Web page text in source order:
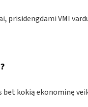
prisidengdami VMI
bet kokią ekonominę